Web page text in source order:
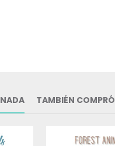
TAMBIÉN COMPRÓ